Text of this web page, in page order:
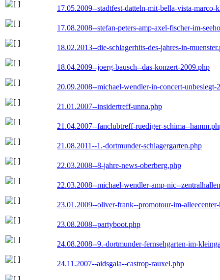
17.05.2009--stadtfest-datteln-mit-bella-vista-marco-
17.08.2008--stefan-peters-amp-axel-fischer-im-
18.02.2013--die-schlagerhits-des-jahres-in-
18.04.2009--joerg-bausch--das-konzert-2009.php
20.09.2008--michael-wendler-in-concert-unbesiegt-
21.01.2007--insidertreff-unna.php
21.04.2007--fanclubtreff-ruediger-schima--
21.08.2011--1.-dortmunder-schlagergarten.php
22.03.2008--8-jahre-news-oberberg.php
22.03.2008--michael-wendler-amp-nic--
23.01.2009--oliver-frank--promotour-im-
23.08.2008--partyboot.php
24.08.2008--9.-dortmunder-fernsehgarten-im-
24.11.2007--aidsgala--castrop-rauxel.php